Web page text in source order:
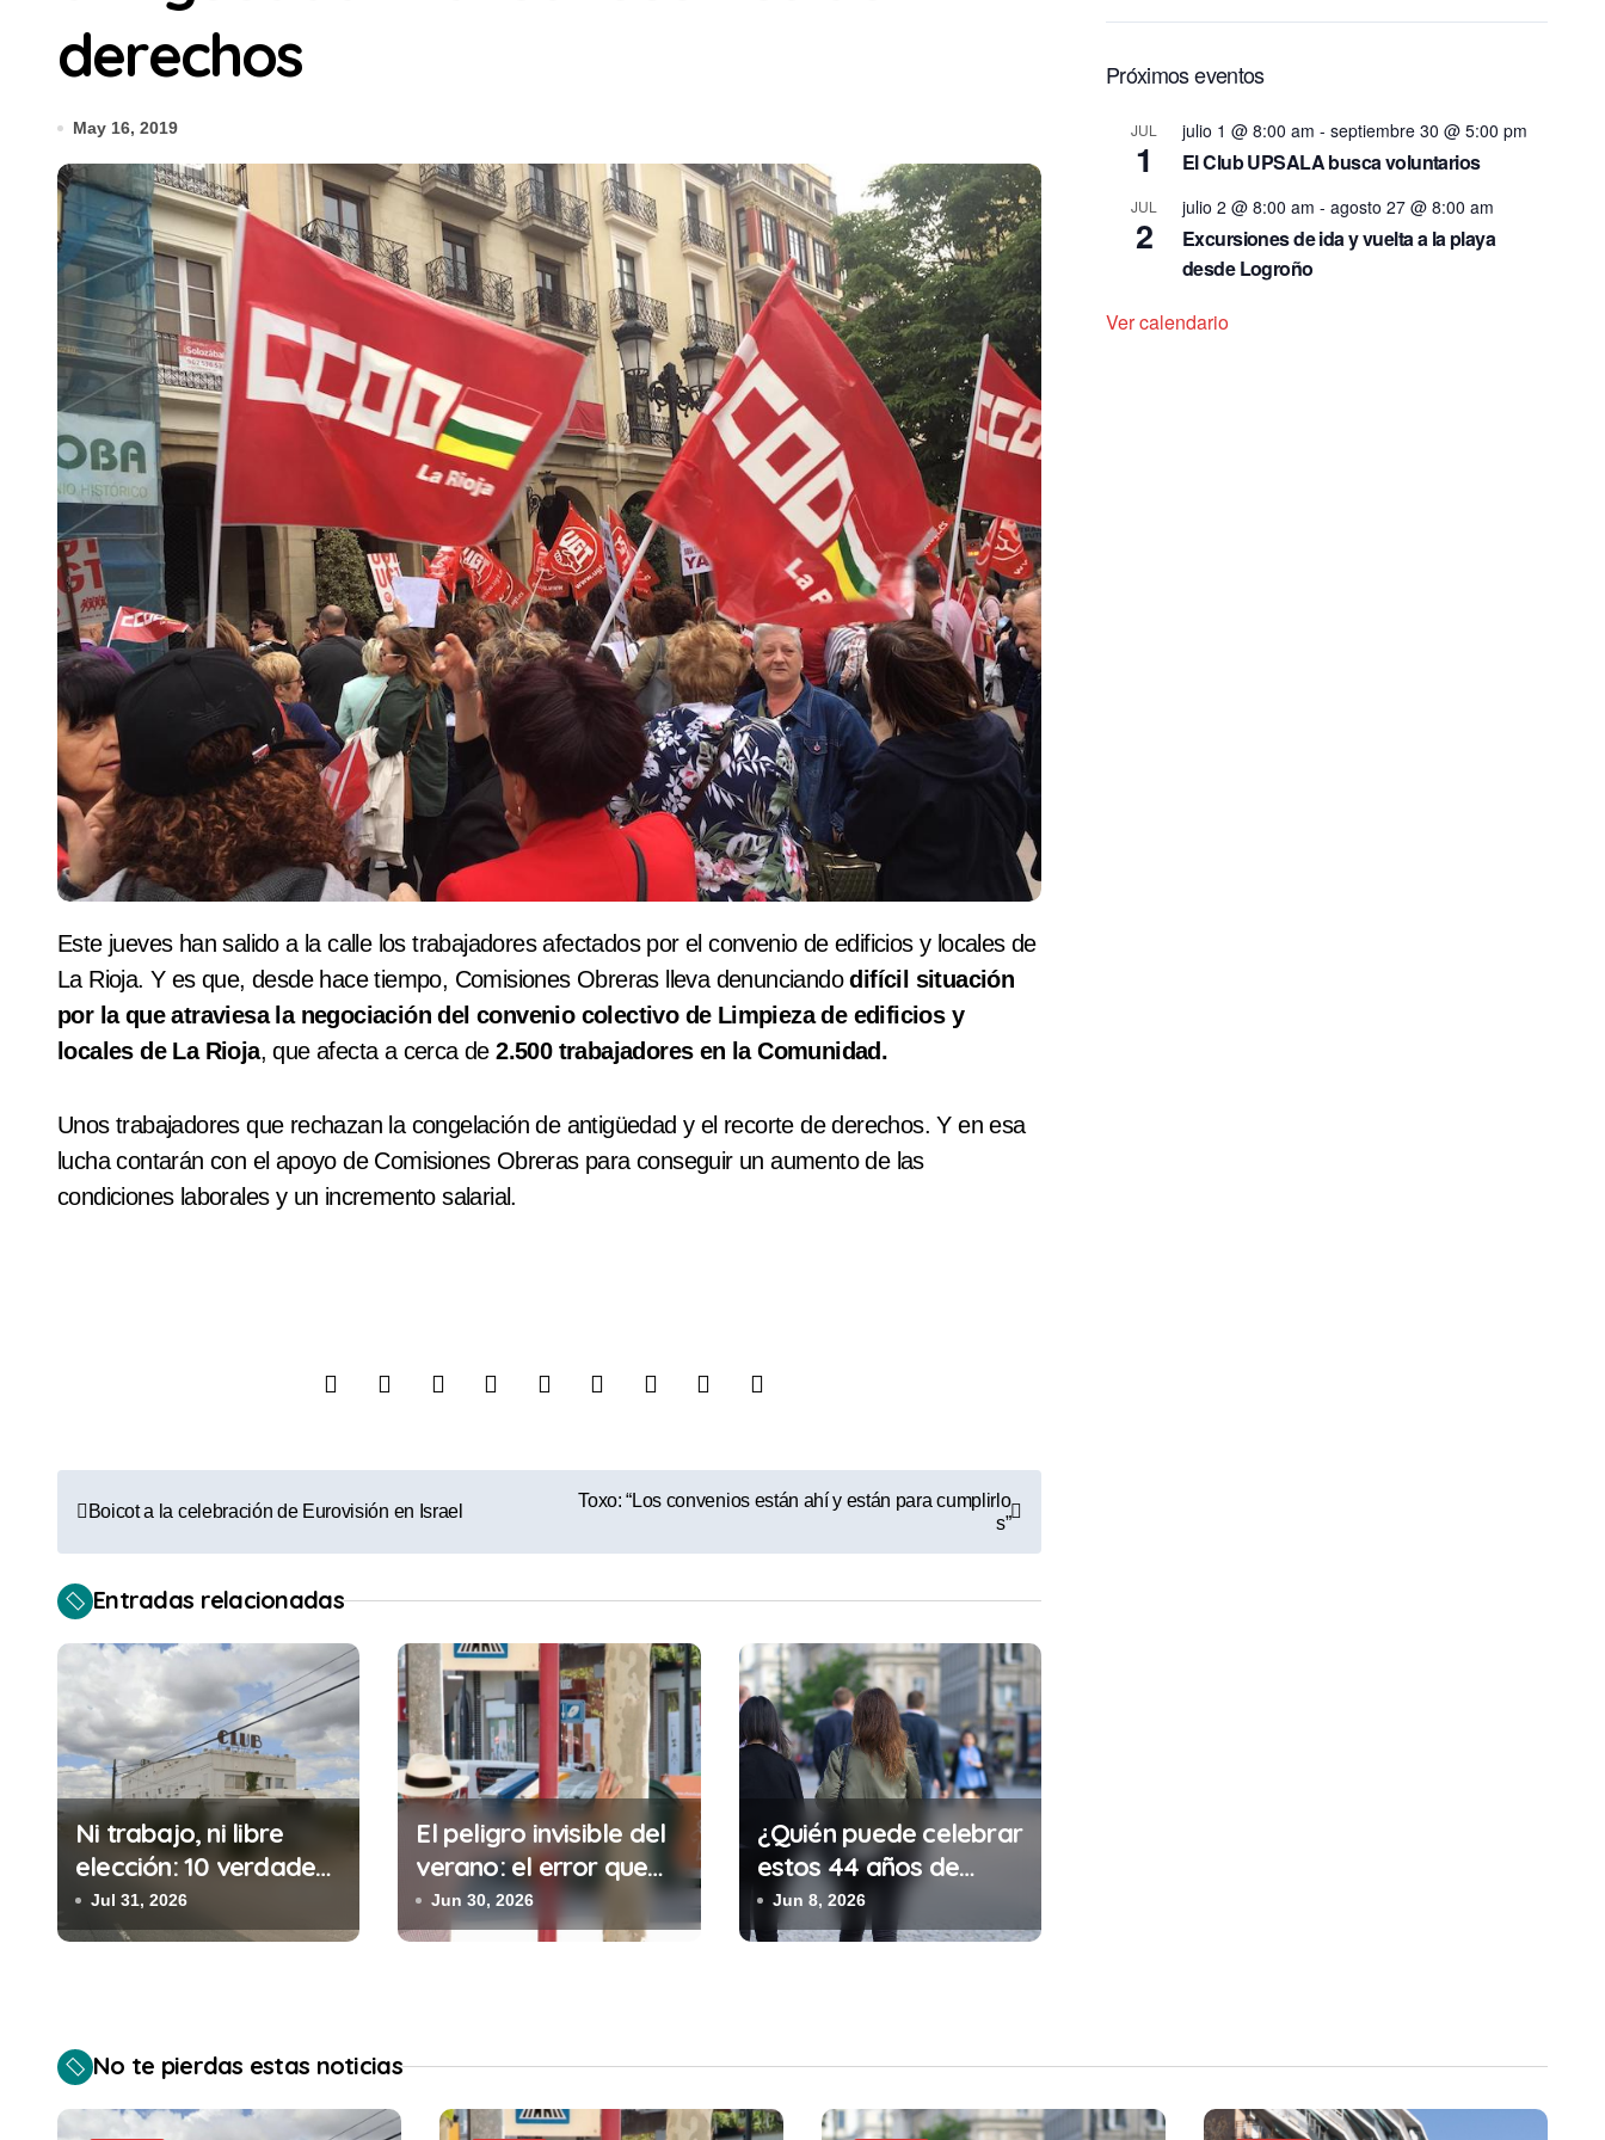
derechos
May 16, 2019
Este jueves han salido a la calle los trabajadores afectados por el convenio de edificios y locales de
La Rioja. Y es que, desde hace tiempo, Comisiones Obreras lleva denunciandodifícil situación
por la que atraviesa la negociación del convenio colectivo de Limpieza de edificios y
locales de La Rioja, que afecta a cerca de2.500 trabajadores en la Comunidad.
Unos trabajadores que rechazan la congelación de antigüedad y el recorte de derechos. Y en esa
lucha contarán con el apoyo de Comisiones Obreras para conseguir un aumento de las
condiciones laborales y un incremento salarial.
N
a
v
e
a
c
i
ó
n
e
n
Boicot a la celebración de Eurovisión en Israel
Toxo: “Los convenios están ahí y están para cumplirlo
s”
Entradas relacionadas
Ni trabajo, ni libre
elección: 10 verdades
urgentes sobre la
abolición de la
Jul 31, 2026
El peligro invisible del
verano: el error que
cometes cada 30
minutos en tu trabajo
Jun 30, 2026
¿Quién puede celebrar
estos 44 años de
autonomía?
Jun 8, 2026
Próximos eventos
JUL
1
julio 1 @ 8:00 am - septiembre 30 @ 5:00 pm
El Club UPSALA busca voluntarios
JUL
2
julio 2 @ 8:00 am - agosto 27 @ 8:00 am
Excursiones de ida y vuelta a la playa
desde Logroño
Ver calendario
No te pierdas estas noticias